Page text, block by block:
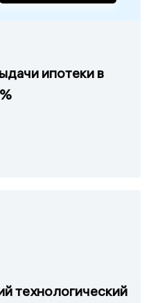
ипотеки в
технологический